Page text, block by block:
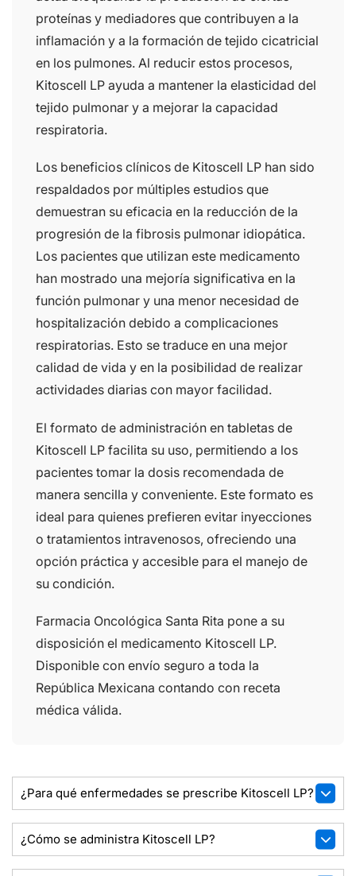
proteínas y mediadores que contribuyen a la
inflamación y a la formación de tejido cicatricial
en los pulmones. Al reducir estos procesos,
Kitoscell LP ayuda a mantener la elasticidad del
tejido pulmonar y a mejorar la capacidad
respiratoria.
Los beneficios clínicos de Kitoscell LP han sido
respaldados por múltiples estudios que
demuestran su eficacia en la reducción de la
progresión de la fibrosis pulmonar idiopática.
Los pacientes que utilizan este medicamento
han mostrado una mejoría significativa en la
función pulmonar y una menor necesidad de
hospitalización debido a complicaciones
respiratorias. Esto se traduce en una mejor
calidad de vida y en la posibilidad de realizar
actividades diarias con mayor facilidad.
El formato de administración en tabletas de
Kitoscell LP facilita su uso, permitiendo a los
pacientes tomar la dosis recomendada de
manera sencilla y conveniente. Este formato es
ideal para quienes prefieren evitar inyecciones
o tratamientos intravenosos, ofreciendo una
opción práctica y accesible para el manejo de
su condición.
Farmacia Oncológica Santa Rita pone a su
disposición el medicamento Kitoscell LP.
Disponible con envío seguro a toda la
República Mexicana contando con receta
médica válida.
¿Para qué enfermedades se prescribe Kitoscell LP?
¿Cómo se administra Kitoscell LP?